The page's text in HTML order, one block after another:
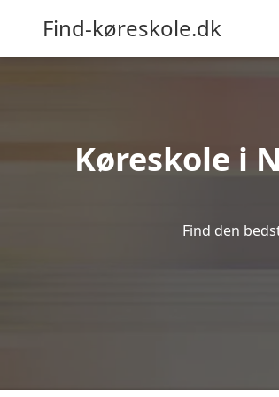
Find-køreskole.dk
Køreskole i
Find den